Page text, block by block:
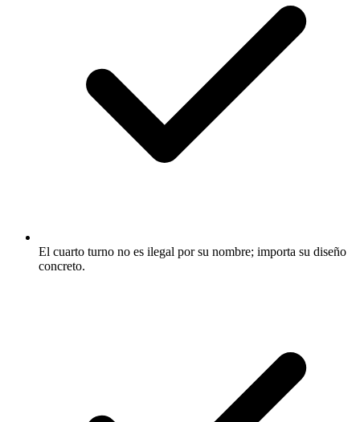
El cuarto turno no es ilegal por su nombre; importa su diseño
concreto.